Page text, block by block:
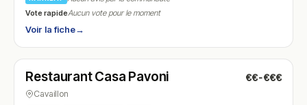
Vote rapideAucun vote pour le moment
Voir la fiche→
N° 11
Restaurant Casa Pavoni €€-€€€
Cavaillon